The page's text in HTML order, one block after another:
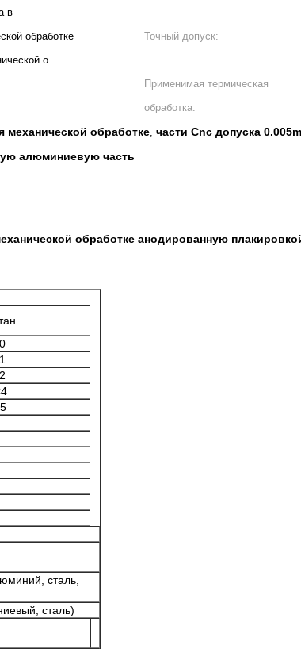
в
обработке
о
Точный допуск:
Применимая термическая
обработка:
механической обработке, части Cnc допуска
алюминиевую часть
обработке анодированную
сталь,
сталь)